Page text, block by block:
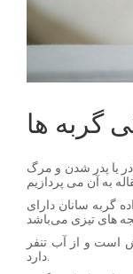
گربه ها
یا پدر شدن و مرگ
گربه سانان دارای
است و از آب تنفر